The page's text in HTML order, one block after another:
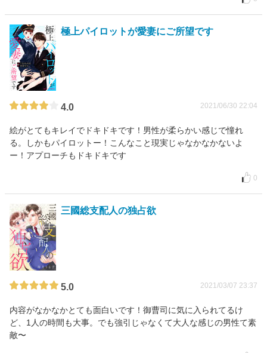
極上パイロットが愛妻にご所望です
4.0 2021/06/30 22:04
絵がとてもキレイでドキドキです！男性が柔らかい感じで憧れ
る。しかもパイロットー！こんなこと現実じゃなかなかないよ
ー！アプローチもドキドキです
0
三國総支配人の独占欲
5.0 2021/03/07 23:37
内容がなかなかとても面白いです！御曹司に気に入られてるけ
ど、1人の時間も大事。でも強引じゃなくて大人な感じの男性て素
敵〜